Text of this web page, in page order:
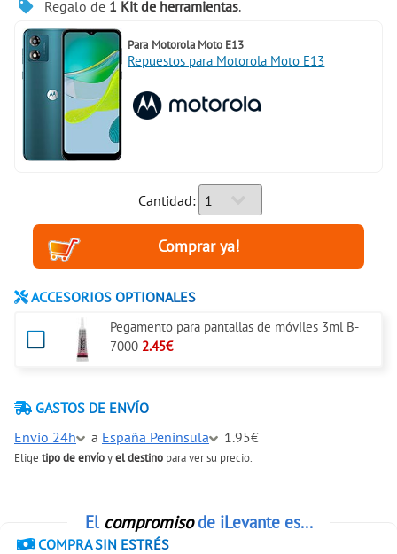
Regalo de 1 Kit de herramientas.
Para Motorola Moto E13
Repuestos para Motorola Moto E13
Cantidad:
ACCESORIOS OPTIONALES
Pegamento para pantallas de móviles 3ml B-
7000 2.45€
GASTOS DE ENVÍO
Envio 24h
a España Peninsula 1.95€
Elige tipo de envíoyel destino para ver su precio.
El compromisode iLevante es...
COMPRA SIN ESTRÉS